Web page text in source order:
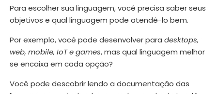
Para escolher sua linguagem, você precisa saber seus
objetivos e qual linguagem pode atendê-lo bem.
Por exemplo, você pode desenvolver para desktops,
web, mobile, IoT e games, mas qual linguagem melhor
se encaixa em cada opção?
Você pode descobrir lendo a documentação das